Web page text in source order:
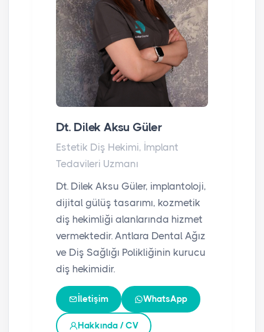
Dt. Dilek Aksu Güler
Estetik Diş Hekimi, İmplant
Tedavileri Uzmanı
Dt. Dilek Aksu Güler, implantoloji,
dijital gülüş tasarımı, kozmetik
diş hekimliği alanlarında hizmet
vermektedir. Antlara Dental Ağız
ve Diş Sağlığı Polikliğinin kurucu
diş hekimidir.
İletişim WhatsApp
Hakkında / CV